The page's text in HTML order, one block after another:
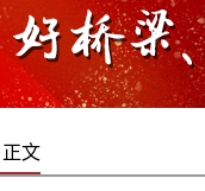
正文